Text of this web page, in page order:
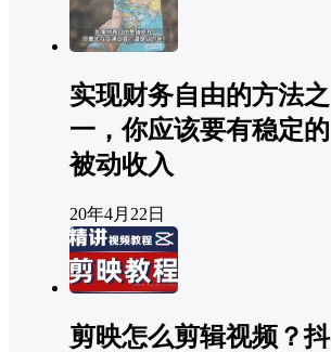
实现财务自由的方法之
一，你应该要有稳定的
被动收入
20年4月22日
剪映怎么剪辑视频？抖